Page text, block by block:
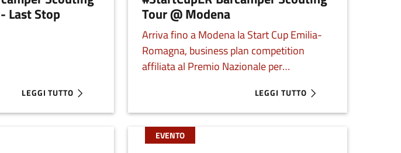
Last Stop
LEGGI TUTTO
ABOUT #STARTCUPER BARCAMPER SCOUTING TOUR @ BOLOGNA - LAST STOP
Tour @ Modena
Arriva fino a Modena la Start Cup Emilia-
Romagna, business plan competition
affiliata al Premio Nazionale per
appuntamento col Barcamper alla Camera
di Commercio di Modena.
LEGGI TUTTO
ABOUT #STARTCUPER BARCAMPER
EVENTO